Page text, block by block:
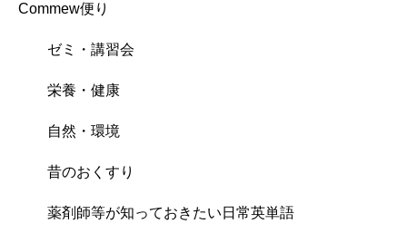
Commew便り
ゼミ・講習会
栄養・健康
自然・環境
昔のおくすり
薬剤師等が知っておきたい日常英単語